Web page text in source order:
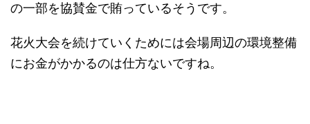
の一部を協賛金で賄っているそうです。
花火大会を続けていくためには会場周辺の環境整備
にお金がかかるのは仕方ないですね。